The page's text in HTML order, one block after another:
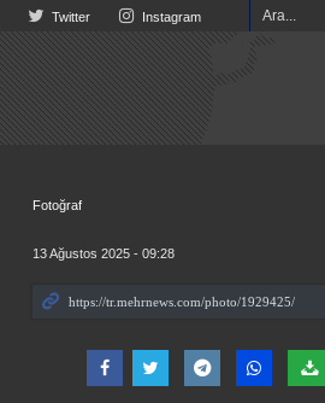
Twitter Instagram
Fotoğraf
13 Ağustos 2025 - 09:28